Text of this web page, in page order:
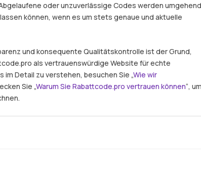
oder unzuverlässige Codes werden umgehend
können, wenn es um stets genaue und aktuelle
und konsequente Qualitätskontrolle ist der Grund,
als vertrauenswürdige Website für echte
im Detail zu verstehen, besuchen Sie „Wie wir
Sie „Warum Sie Rabattcode.pro vertrauen können“, um